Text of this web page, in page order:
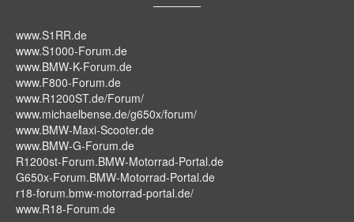
www.S1RR.de
www.S1000-Forum.de
www.BMW-K-Forum.de
www.F800-Forum.de
www.R1200ST.de/Forum/
www.michaelbense.de/g650x/forum/
www.BMW-Maxi-Scooter.de
www.BMW-G-Forum.de
R1200st-Forum.BMW-Motorrad-Portal.de
G650x-Forum.BMW-Motorrad-Portal.de
r18-forum.bmw-motorrad-portal.de/
www.R18-Forum.de